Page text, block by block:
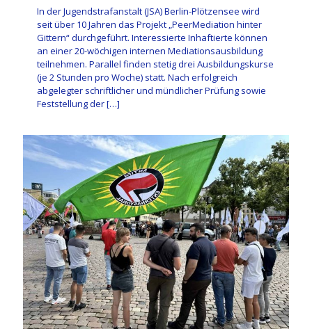
In der Jugendstrafanstalt (JSA) Berlin-Plötzensee wird
seit über 10 Jahren das Projekt „PeerMediation hinter
Gittern“ durchgeführt. Interessierte Inhaftierte können
an einer 20-wöchigen internen Mediationsausbildung
teilnehmen. Parallel finden stetig drei Ausbildungskurse
(je 2 Stunden pro Woche) statt. Nach erfolgreich
abgelegter schriftlicher und mündlicher Prüfung sowie
Feststellung der[…]